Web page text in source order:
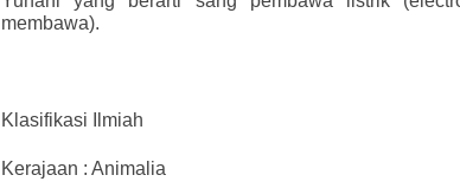
membawa).
Klasifikasi Ilmiah
Kerajaan : Animalia